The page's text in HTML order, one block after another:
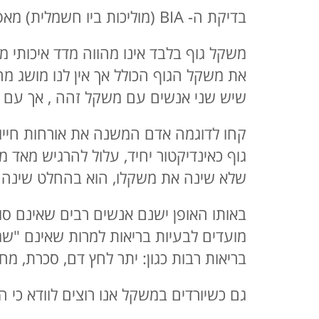
בדיקת ה- BIA (מוליכות ביו חשמלית) מאפשרת מדידה מדויקת של אחוזי השומן , השריר והנוזלים בגוף.
משקל גוף בלבד אינו מהווה מדד איכותי
את משקל הגוף הכולל אך אין לנו מושג
שיש שני אנשים עם משקל זהה , אך עם
קחו לדוגמה אדם המשנה את אורחות
גוף כאינדיקטור יחיד, עלול להרגיש
שלא שינה את משקלו, הוא בהחלט שינה
באותו האופן ישנם אנשים רבים שאינם
מועדים לבעיות בריאות למרות שאינם
בריאות רבות כגון: יתר לחץ דם, סכרת,
גם כשיורדים במשקל אנו רוצים לוודא